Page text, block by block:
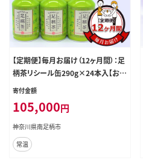
【定期便】毎月お届け（12ヶ月間）：足
柄茶リシール缶290g×24本入【お茶
足柄茶 神奈川県 南足柄市 】
寄付金額
105,000円
神奈川県南足柄市
常温